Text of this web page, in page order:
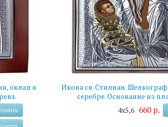
оклад в
Икона св. Стилиан.
серебре. Основание из
4х5,6 660 р.